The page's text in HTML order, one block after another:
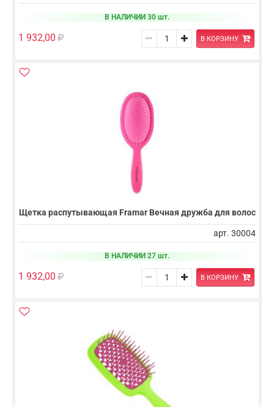
В НАЛИЧИИ 30 шт.
1 932,00 В КОРЗИНУ
Щетка распутывающая Framar Вечная дружба для волос
арт. 30004
В НАЛИЧИИ 27 шт.
1 932,00 В КОРЗИНУ